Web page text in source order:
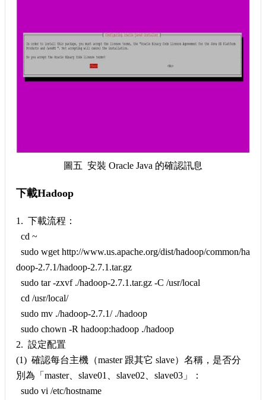
圖五 安裝 Oracle Java 的確認訊息
下載Hadoop
1. 下載流程：
cd ~
sudo wget http://www.us.apache.org/dist/hadoop/common/ha
doop-2.7.1/hadoop-2.7.1.tar.gz
sudo tar -zxvf ./hadoop-2.7.1.tar.gz -C /usr/local
cd /usr/local/
sudo mv ./hadoop-2.7.1/ ./hadoop
sudo chown -R hadoop:hadoop ./hadoop
2. 設定配置
(1) 確認每台主機（master 跟其它 slave）名稱，是否分
別為「master、slave01、slave02、slave03」：
sudo vi /etc/hostname